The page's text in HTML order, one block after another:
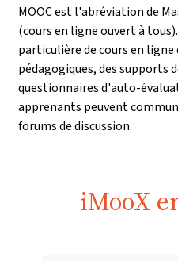
MOOC est l'abréviation de
(cours en ligne ouvert à
particulière de cours en ligne
pédagogiques, des supports
questionnaires d'auto-
apprenants peuvent
forums de discussion.
iMooX